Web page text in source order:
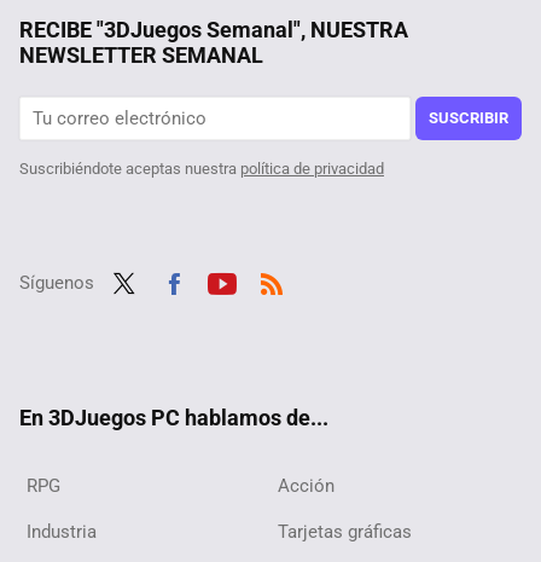
RECIBE "3DJuegos Semanal", NUESTRA
NEWSLETTER SEMANAL
SUSCRIBIR
Suscribiéndote aceptas nuestra política de privacidad
Síguenos
En 3DJuegos PC hablamos de...
RPG Acción
Industria Tarjetas gráficas